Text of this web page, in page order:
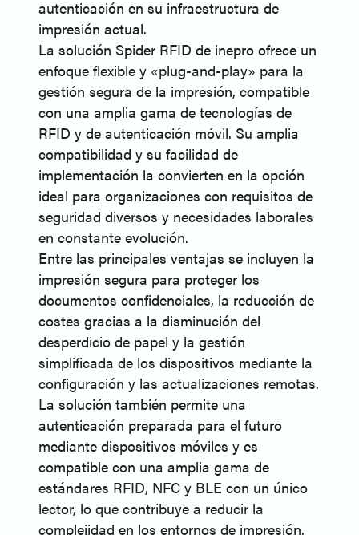
autenticación en su infraestructura de
impresión actual.
La solución Spider RFID de inepro ofrece un
enfoque flexible y «plug-and-play» para la
gestión segura de la impresión, compatible
con una amplia gama de tecnologías de
RFID y de autenticación móvil. Su amplia
compatibilidad y su facilidad de
implementación la convierten en la opción
ideal para organizaciones con requisitos de
seguridad diversos y necesidades laborales
en constante evolución.
Entre las principales ventajas se incluyen la
impresión segura para proteger los
documentos confidenciales, la reducción de
costes gracias a la disminución del
desperdicio de papel y la gestión
simplificada de los dispositivos mediante la
configuración y las actualizaciones remotas.
La solución también permite una
autenticación preparada para el futuro
mediante dispositivos móviles y es
compatible con una amplia gama de
estándares RFID, NFC y BLE con un único
lector, lo que contribuye a reducir la
complejidad en los entornos de impresión.